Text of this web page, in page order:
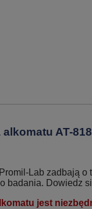
AT-
Lab zadbają o
badania. Dowiedz
jest